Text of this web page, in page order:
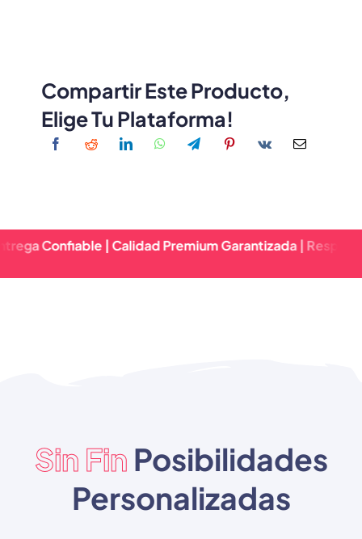
Compartir Este Producto,
Elige Tu Plataforma!
| Calidad Premium Garantizada | Respuesta
Sin Fin Posibilidades
Personalizadas